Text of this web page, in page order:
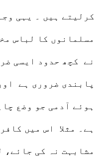
کرلیتے ہیں ۔ یہی
مسلمانوں کا لباس
نے کچھ حدود ایسی
پابندی ضروری ہے
ہوئے آدمی جو وضع
ہے۔ مثلا اس میں
مشابہت نہ کی جائے،